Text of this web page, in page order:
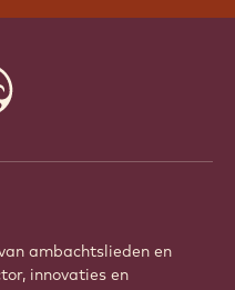
ambachtslieden en
innovaties en